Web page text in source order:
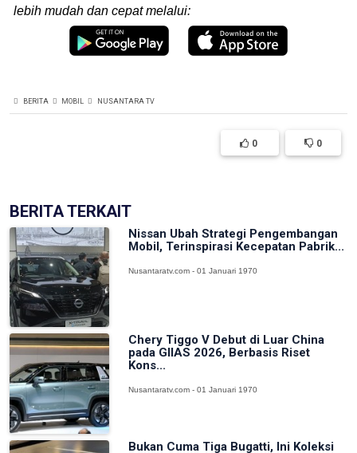
lebih mudah dan cepat melalui:
BERITA MOBIL NUSANTARA TV
0 0
BERITA TERKAIT
Nissan Ubah Strategi Pengembangan
Mobil, Terinspirasi Kecepatan Pabrik...
Nusantaratv.com - 01 Januari 1970
Chery Tiggo V Debut di Luar China
pada GIIAS 2026, Berbasis Riset
Kons...
Nusantaratv.com - 01 Januari 1970
Bukan Cuma Tiga Bugatti, Ini Koleksi